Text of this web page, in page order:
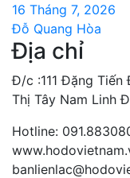
16 Tháng 7, 2026
Đỗ Quang Hòa
Địa chỉ
Đ/c :111 Đặng
Thị Tây Nam Linh
Hotline: